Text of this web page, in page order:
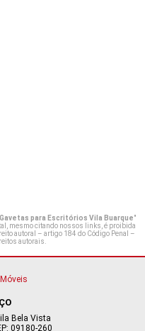
para Escritórios Vila Buarque"
mesmo citando nossos links, é proibida
autoral – artigo 184 do Código Penal –
autorais.
Bela Vista
09180-260